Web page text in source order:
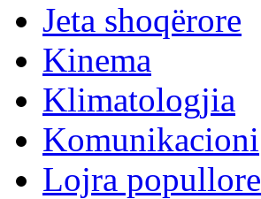
Jeta shoqërore
Kinema
Klimatologjia
Komunikacioni
Lojra popullore